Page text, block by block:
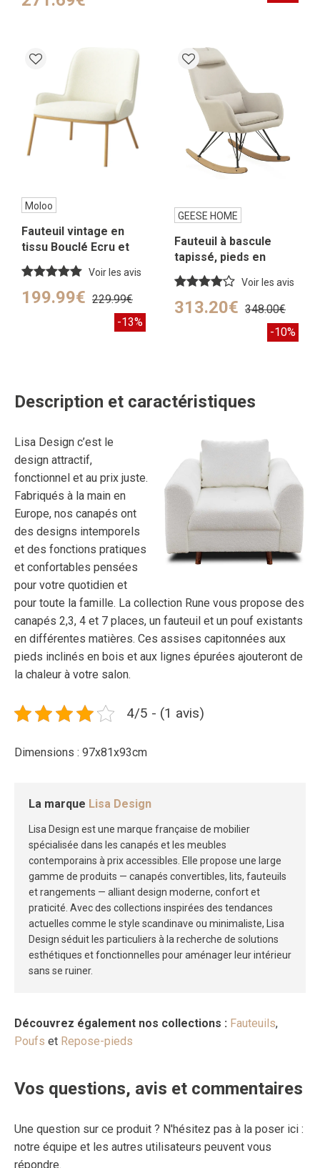
Moloo
Fauteuil vintage en
tissu Bouclé Ecru et
métal décor chêne
Voir les avis
199.99€ 229.99€
-13%
GEESE HOME
Fauteuil à bascule
tapissé, pieds en
métal et piétement
luge en hêtreVoir les avis
313.20€ 348.00€
-10%
Description et caractéristiques
Lisa Design c’est le
design attractif,
fonctionnel et au prix juste.
Fabriqués à la main en
Europe, nos canapés ont
des designs intemporels
et des fonctions pratiques
et confortables pensées
pour votre quotidien et
pour toute la famille. La collection Rune vous propose des
canapés 2,3, 4 et 7 places, un fauteuil et un pouf existants
en différentes matières. Ces assises capitonnées aux
pieds inclinés en bois et aux lignes épurées ajouteront de
la chaleur à votre salon.
4/5 - (1 avis)
Dimensions : 97x81x93cm
La marque Lisa Design
Lisa Design est une marque française de mobilier
spécialisée dans les canapés et les meubles
contemporains à prix accessibles. Elle propose une large
gamme de produits — canapés convertibles, lits, fauteuils
et rangements — alliant design moderne, confort et
praticité. Avec des collections inspirées des tendances
actuelles comme le style scandinave ou minimaliste, Lisa
Design séduit les particuliers à la recherche de solutions
esthétiques et fonctionnelles pour aménager leur intérieur
sans se ruiner.
Découvrez également nos collections : Fauteuils,
Poufs et Repose-pieds
Vos questions, avis et commentaires
Une question sur ce produit ? N'hésitez pas à la poser ici :
notre équipe et les autres utilisateurs peuvent vous
répondre.